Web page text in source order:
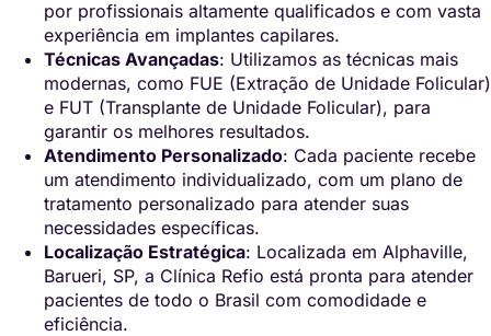
por profissionais altamente qualificados e com vasta
experiência em implantes capilares.
Técnicas Avançadas: Utilizamos as técnicas mais
modernas, como FUE (Extração de Unidade Folicular)
e FUT (Transplante de Unidade Folicular), para
garantir os melhores resultados.
Atendimento Personalizado: Cada paciente recebe
um atendimento individualizado, com um plano de
tratamento personalizado para atender suas
necessidades específicas.
Localização Estratégica: Localizada em Alphaville,
Barueri, SP, a Clínica Refio está pronta para atender
pacientes de todo o Brasil com comodidade e
eficiência.